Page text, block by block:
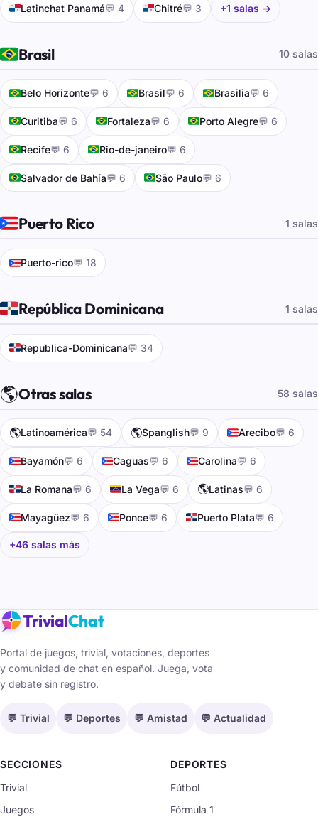
🇵🇦Latinchat Panamá💬 4 🇵🇦Chitré💬 3 +1 salas →
🇧🇷Brasil 10 salas
🇧🇷Belo Horizonte💬 6 🇧🇷Brasil💬 6 🇧🇷Brasilia💬 6
🇧🇷Curitiba💬 6 🇧🇷Fortaleza💬 6 🇧🇷Porto Alegre💬 6
🇧🇷Recife💬 6 🇧🇷Rio-de-janeiro💬 6
🇧🇷Salvador de Bahía💬 6 🇧🇷São Paulo💬 6
🇵🇷Puerto Rico 1 salas
🇵🇷Puerto-rico💬 18
🇩🇴República Dominicana 1 salas
🇩🇴Republica-Dominicana💬 34
🌎Otras salas 58 salas
🌎Latinoamérica💬 54 🌎Spanglish💬 9 🇵🇷Arecibo💬 6
🇵🇷Bayamón💬 6 🇵🇷Caguas💬 6 🇵🇷Carolina💬 6
🇩🇴La Romana💬 6 🇻🇪La Vega💬 6 🌎Latinas💬 6
🇵🇷Mayagüez💬 6 🇵🇷Ponce💬 6 🇩🇴Puerto Plata💬 6
+46 salas más
TrivialChat
Portal de juegos, trivial, votaciones, deportes
y comunidad de chat en español. Juega, vota
y debate sin registro.
💬 Trivial 💬 Deportes 💬 Amistad 💬 Actualidad
SECCIONES
Trivial
Juegos
DEPORTES
Fútbol
Fórmula 1